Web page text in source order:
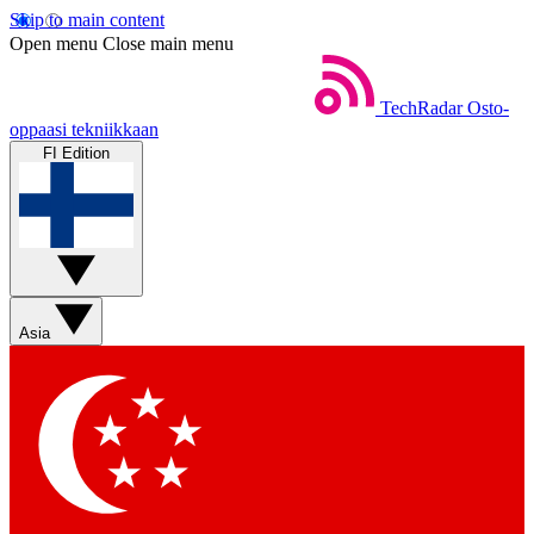
Skip to main content
Open menu Close main menu
TechRadar Osto-
oppaasi tekniikkaan
FI Edition
Asia